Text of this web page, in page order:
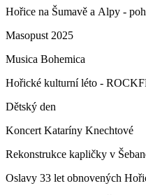
Hořice na Šumavě a Alpy -
Masopust 2025
Musica Bohemica
Hořické kulturní léto -
Dětský den
Koncert Kataríny Knechtové
Rekonstrukce kapličky v
Oslavy 33 let obnovených